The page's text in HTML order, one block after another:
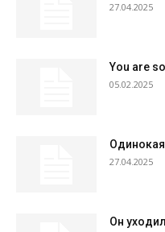
27.04.2025
You are
05.02.2025
27.04.2025
Он уходил